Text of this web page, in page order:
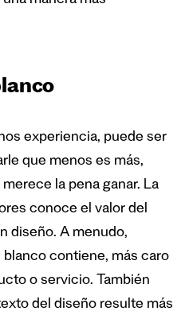
experiencia, puede ser
que menos es más,
la pena ganar. La
conoce el valor del
diseño. A menudo,
contiene, más caro
o servicio. También
del diseño resulte más